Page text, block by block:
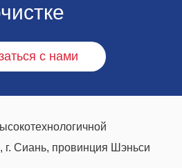
с нами
Сиань, провинция Шэньси